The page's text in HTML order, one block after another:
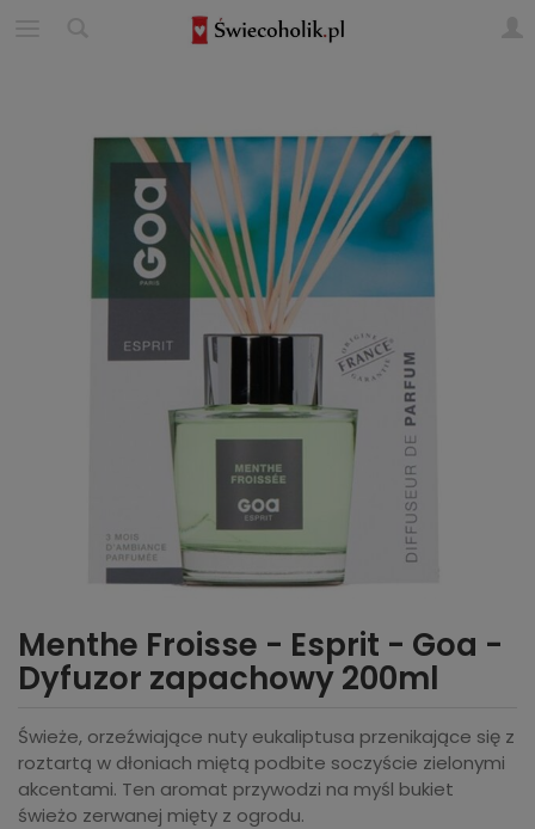
Menthe Froisse - Esprit - Goa -
Dyfuzor zapachowy 200ml
Świeże, orzeźwiające nuty eukaliptusa przenikające się z
roztartą w dłoniach miętą podbite soczyście zielonymi
akcentami. Ten aromat przywodzi na myśl bukiet
świeżo zerwanej mięty z ogrodu.